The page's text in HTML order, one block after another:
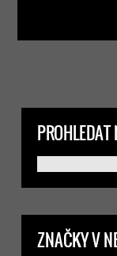
ZNAČKY V